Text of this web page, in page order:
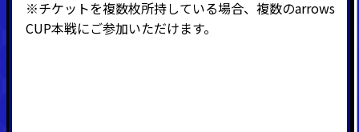
※チケットを複数枚所持している場合、複数のarrows
CUP本戦にご参加いただけます。